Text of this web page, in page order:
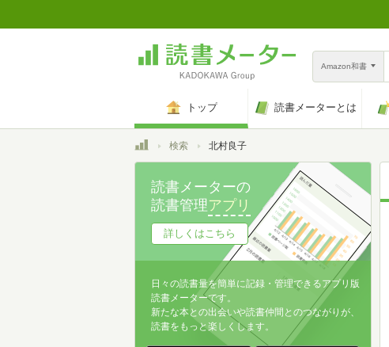
Amazon和書
トップ 読書メーターとは
トップ検索 北村良子
読書メーターの
読書管理アプリ
詳しくはこちら
日々の読書量を簡単に記録・管理できるアプリ版
読書メーターです。
新たな本との出会いや読書仲間とのつながりが、
読書をもっと楽しくします。